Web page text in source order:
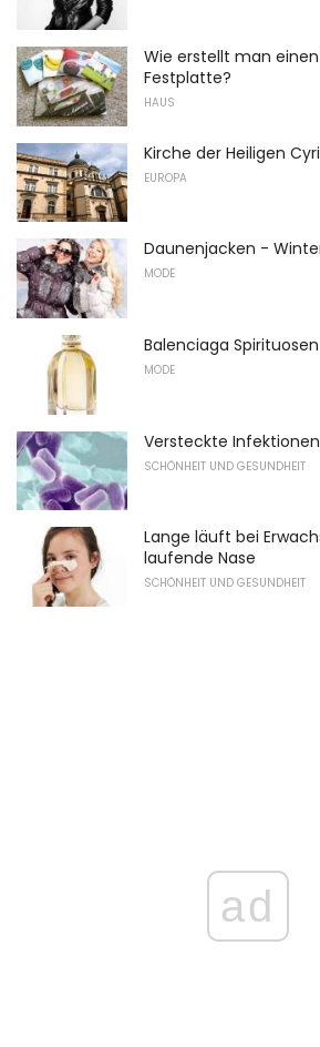
Wie erstellt man
Festplatte?
HAUS
Kirche der Heiligen
EUROPA
Daunenjacken -
MODE
Balenciaga Spirituosen
MODE
Versteckte
SCHÖNHEIT UND GESUNDHEIT
Lange läuft bei
laufende Nase
SCHÖNHEIT UND GESUNDHEIT
ad